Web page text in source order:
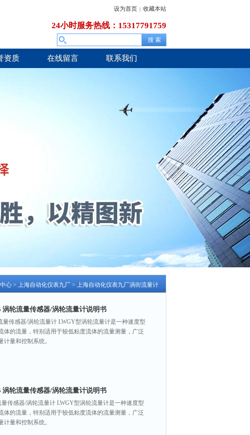
设为首页 | 收藏本站
24小时服务热线：15317791759
资质 在线留言 联系我们
心 > 上海自动化仪表九厂 > 上海自动化仪表九厂涡街流量计
轮流量传感器/涡轮流量计说明书
传感器/涡轮流量计 LWGY型涡轮流量计是一种速度型
的流量，特别适用于较低粘度流体的流量测量，广泛
量和控制系统。
轮流量传感器/涡轮流量计说明书
传感器/涡轮流量计 LWGY型涡轮流量计是一种速度型
的流量，特别适用于较低粘度流体的流量测量，广泛
量和控制系统。